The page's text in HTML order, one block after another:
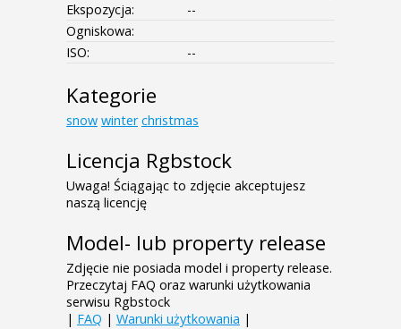
Ekspozycja:
--
Ogniskowa:
ISO:
--
Kategorie
snow winter christmas
Licencja Rgbstock
Uwaga! Ściągając to zdjęcie akceptujesz
naszą licencję
Model- lub property release
Zdjęcie nie posiada model i property release.
Przeczytaj FAQ oraz warunki użytkowania
serwisu Rgbstock
| FAQ | Warunki użytkowania |